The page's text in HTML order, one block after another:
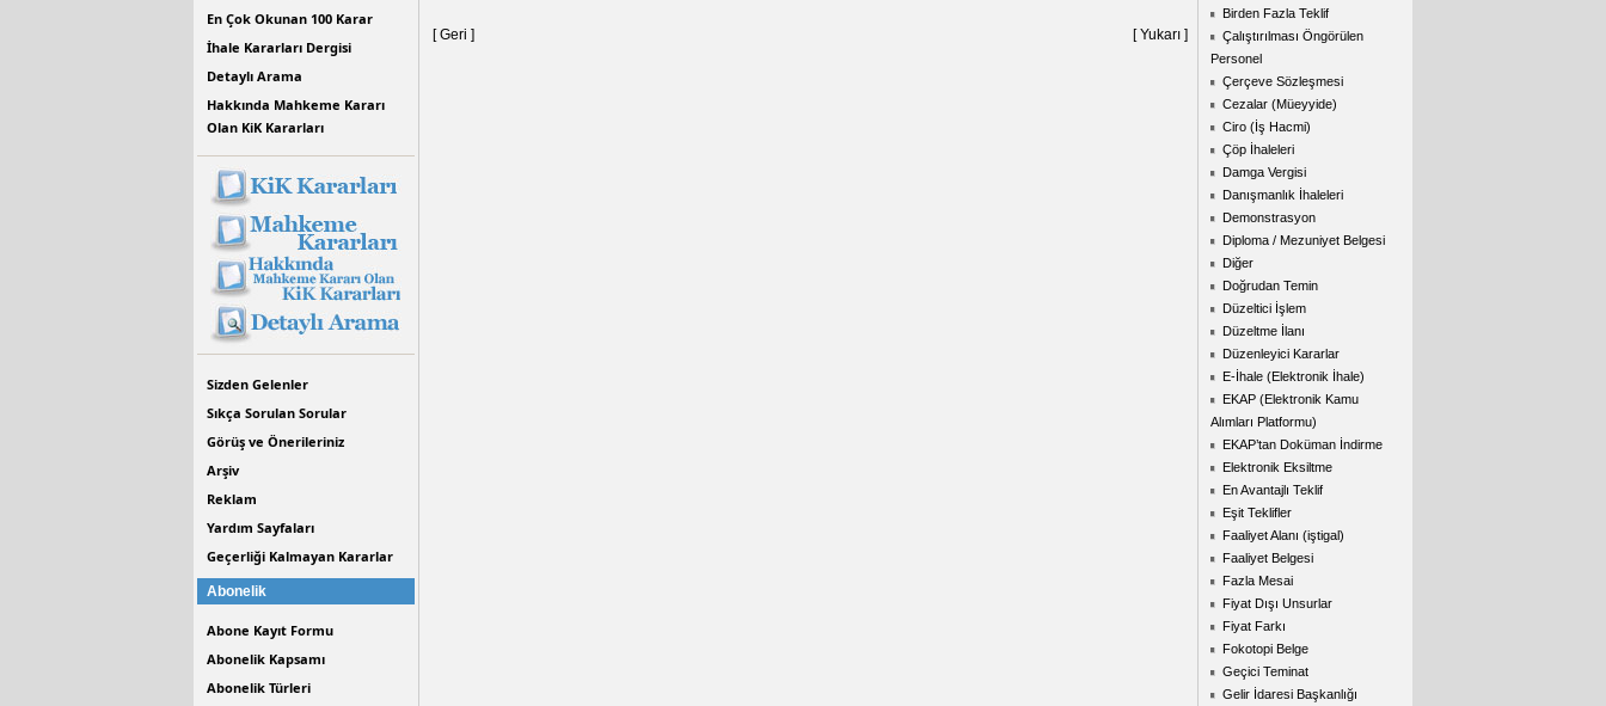
En Çok Okunan 100 Karar
İhale Kararları Dergisi
Detaylı Arama
Hakkında Mahkeme Kararı
Olan KiK Kararları
Sizden Gelenler
Sıkça Sorulan Sorular
Görüş ve Önerileriniz
Arşiv
Reklam
Yardım Sayfaları
Geçerliği Kalmayan Kararlar
Abonelik
Abone Kayıt Formu
Abonelik Kapsamı
Abonelik Türleri
[ Geri ] [ Yukarı ]
Birden Fazla Teklif
Çalıştırılması Öngörülen
Personel
Çerçeve Sözleşmesi
Cezalar (Müeyyide)
Ciro (İş Hacmi)
Çöp İhaleleri
Damga Vergisi
Danışmanlık İhaleleri
Demonstrasyon
Diploma / Mezuniyet Belgesi
Diğer
Doğrudan Temin
Düzeltici İşlem
Düzeltme İlanı
Düzenleyici Kararlar
E-İhale (Elektronik İhale)
EKAP (Elektronik Kamu
Alımları Platformu)
EKAP’tan Doküman İndirme
Elektronik Eksiltme
En Avantajlı Teklif
Eşit Teklifler
Faaliyet Alanı (iştigal)
Faaliyet Belgesi
Fazla Mesai
Fiyat Dışı Unsurlar
Fiyat Farkı
Fokotopi Belge
Geçici Teminat
Gelir İdaresi Başkanlığı